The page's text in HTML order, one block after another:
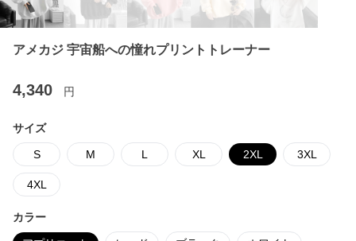
アメカジ 宇宙船への憧れプリントトレーナー
4,340 円
サイズ
S M L XL 2XL 3XL
4XL
カラー